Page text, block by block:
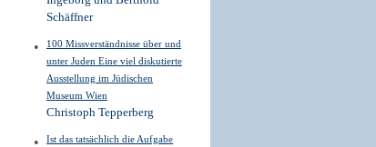
Schäffner
100 Missverständnisse über und
unter Juden Eine viel diskutierte
Ausstellung im Jüdischen
Museum Wien
Christoph Tepperberg
Ist das tatsächlich die Aufgabe